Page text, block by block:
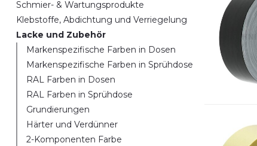
Schmier- & Wartungsprodukte
Klebstoffe, Abdichtung und Verriegelung
Lacke und Zubehör
Markenspezifische Farben in Dosen
Markenspezifische Farben in Sprühdose
RAL Farben in Dosen
RAL Farben in Sprühdose
Grundierungen
Härter und Verdünner
2-Komponenten Farbe